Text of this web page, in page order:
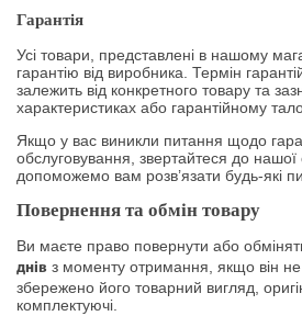
Гарантія
Усі товари, представлені в нашому
гарантію від виробника. Термін
залежить від конкретного товару та
характеристиках або гарантійному
Якщо у вас виникли питання щодо
обслуговування, звертайтеся до
допоможемо вам розв’язати будь-які
Повернення та обмін товару
Ви маєте право повернути або
днів з моменту отримання, якщо він не
збережено його товарний вигляд,
комплектуючі.